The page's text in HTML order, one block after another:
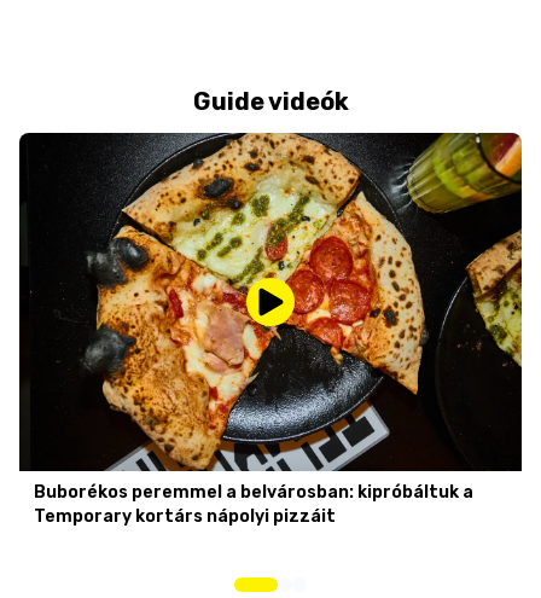
Guide videók
Buborékos peremmel a belvárosban: kipróbáltuk a
Temporary kortárs nápolyi pizzáit